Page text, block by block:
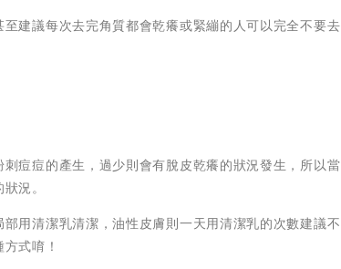
建議每次去完角質都會乾癢或緊繃的人可以完全不要去
痘痘的產生，過少則會有脫皮乾癢的狀況發生，所以當
況。
用清潔乳清潔，油性皮膚則一天用清潔乳的次數建議不
式唷！